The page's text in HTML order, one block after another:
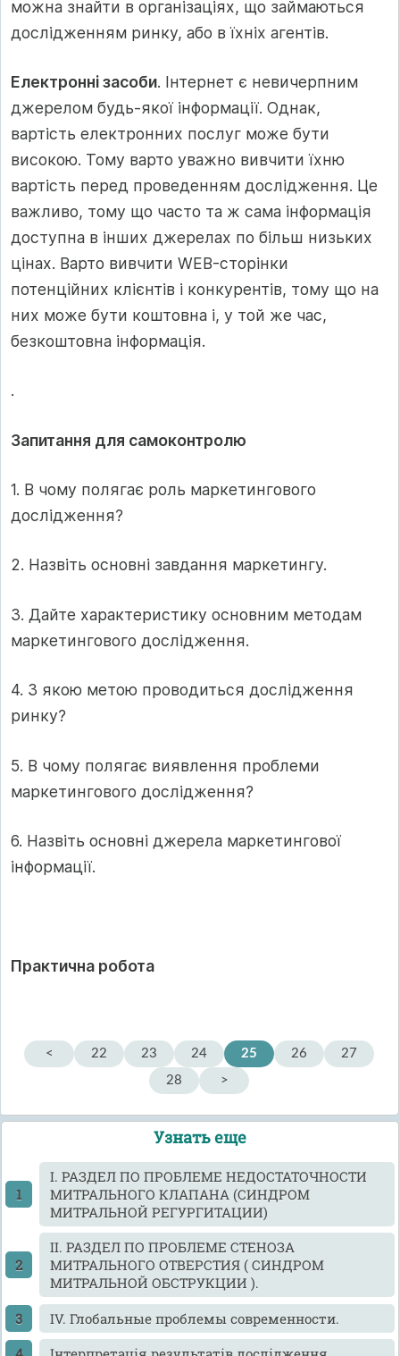
можна знайти в організаціях, що займаються
дослідженням ринку, або в їхніх агентів.
Електронні засоби. Інтернет є невичерпним
джерелом будь-якої інформації. Однак,
вартість електронних послуг може бути
високою. Тому варто уважно вивчити їхню
вартість перед проведенням дослідження. Це
важливо, тому що часто та ж сама інформація
доступна в інших джерелах по більш низьких
цінах. Варто вивчити WEB-сторінки
потенційних клієнтів і конкурентів, тому що на
них може бути коштовна і, у той же час,
безкоштовна інформація.
.
Запитання для самоконтролю
1. В чому полягає роль маркетингового
дослідження?
2. Назвіть основні завдання маркетингу.
3. Дайте характеристику основним методам
маркетингового дослідження.
4. З якою метою проводиться дослідження
ринку?
5. В чому полягає виявлення проблеми
маркетингового дослідження?
6. Назвіть основні джерела маркетингової
інформації.
Практична робота
< 22 23 24 25 26
27
28
>
Узнать еще
I. РАЗДЕЛ ПО ПРОБЛЕМЕ НЕДОСТАТОЧНОСТИ
МИТРАЛЬНОГО КЛАПАНА (СИНДРОМ
МИТРАЛЬНОЙ РЕГУРГИТАЦИИ)
II. РАЗДЕЛ ПО ПРОБЛЕМЕ СТЕНОЗА
МИТРАЛЬНОГО ОТВЕРСТИЯ ( СИНДРОМ
МИТРАЛЬНОЙ ОБСТРУКЦИИ ).
IV. Глобальные проблемы современности.